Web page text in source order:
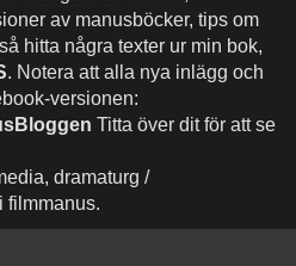
av manusböcker, tips om
hitta några texter ur min bok,
. Notera att alla nya inlägg och
versionen:
Titta över dit för att se
dramaturg /
filmmanus.